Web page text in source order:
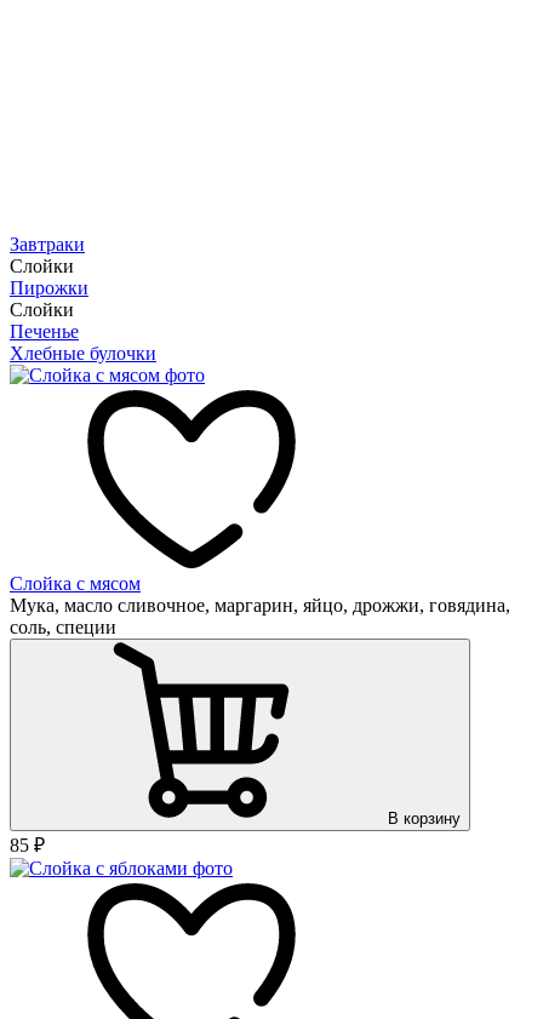
Завтраки
Слойки
Пирожки
Слойки
Печенье
Хлебные булочки
Слойка с мясом
Мука, масло сливочное, маргарин, яйцо, дрожжи, говядина,
соль, специи
В корзину
85 ₽